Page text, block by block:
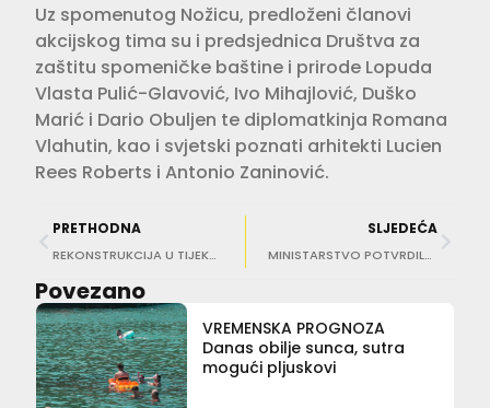
Uz spomenutog Nožicu, predloženi članovi
akcijskog tima su i predsjednica Društva za
zaštitu spomeničke baštine i prirode Lopuda
Vlasta Pulić-Glavović, Ivo Mihajlović, Duško
Marić i Dario Obuljen te diplomatkinja Romana
Vlahutin, kao i svjetski poznati arhitekti Lucien
Rees Roberts i Antonio Zaninović.
PRETHODNA
REKONSTRUKCIJA U TIJEKU Parkiralište u Luci Dubrovnik bogatije za 12 novih mjesta
SLJEDEĆA
MINISTARSTVO POTVRDILO STAV GRADA Ništa od megalomanske gradnje na Mihanovićevom zemljištu
Povezano
VREMENSKA PROGNOZA
Danas obilje sunca, sutra
mogući pljuskovi